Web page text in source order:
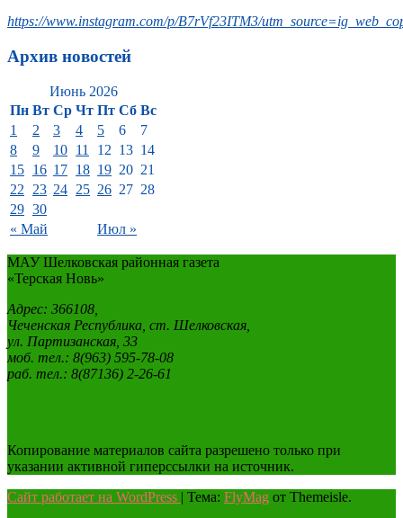
https://www.instagram.com/p/B7rVf23ITM3/
Архив новостей
Июнь 2026
Пн Вт Ср Чт Пт Сб Вс
« Май Июл »
1 2 3 4 5 6
7
8
9 10 11 12 13 14
15 16 17 18 19 20 21
22
23 24 25 26 27 28
29 30
МАУ Шелковская районная газета
«Терская Новь»
Адрес: 366108,
Чеченская Республика, ст. Шелковская,
ул. Партизанская, 33
моб. тел.: 8(963) 595-78-08
раб. тел.: 8(87136) 2-26-61
Копирование материалов сайта разрешено только при
указании активной гиперссылки на источник.
Сайт работает на WordPress | Тема: FlyMag от Themeisle.